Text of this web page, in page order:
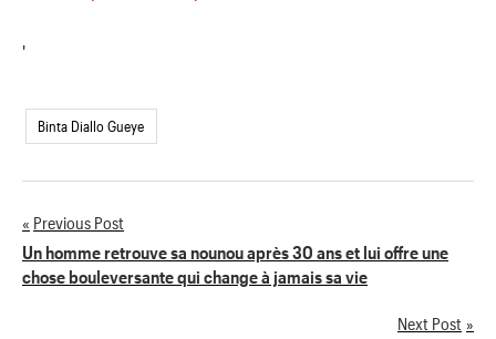
'
Binta Diallo Gueye
Navigation
de
Previous Post
Un homme retrouve sa nounou après 30 ans et lui offre une
chose bouleversante qui change à jamais sa vie
Next Post